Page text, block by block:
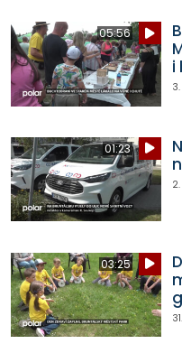
05:56
i
01:23
03:25